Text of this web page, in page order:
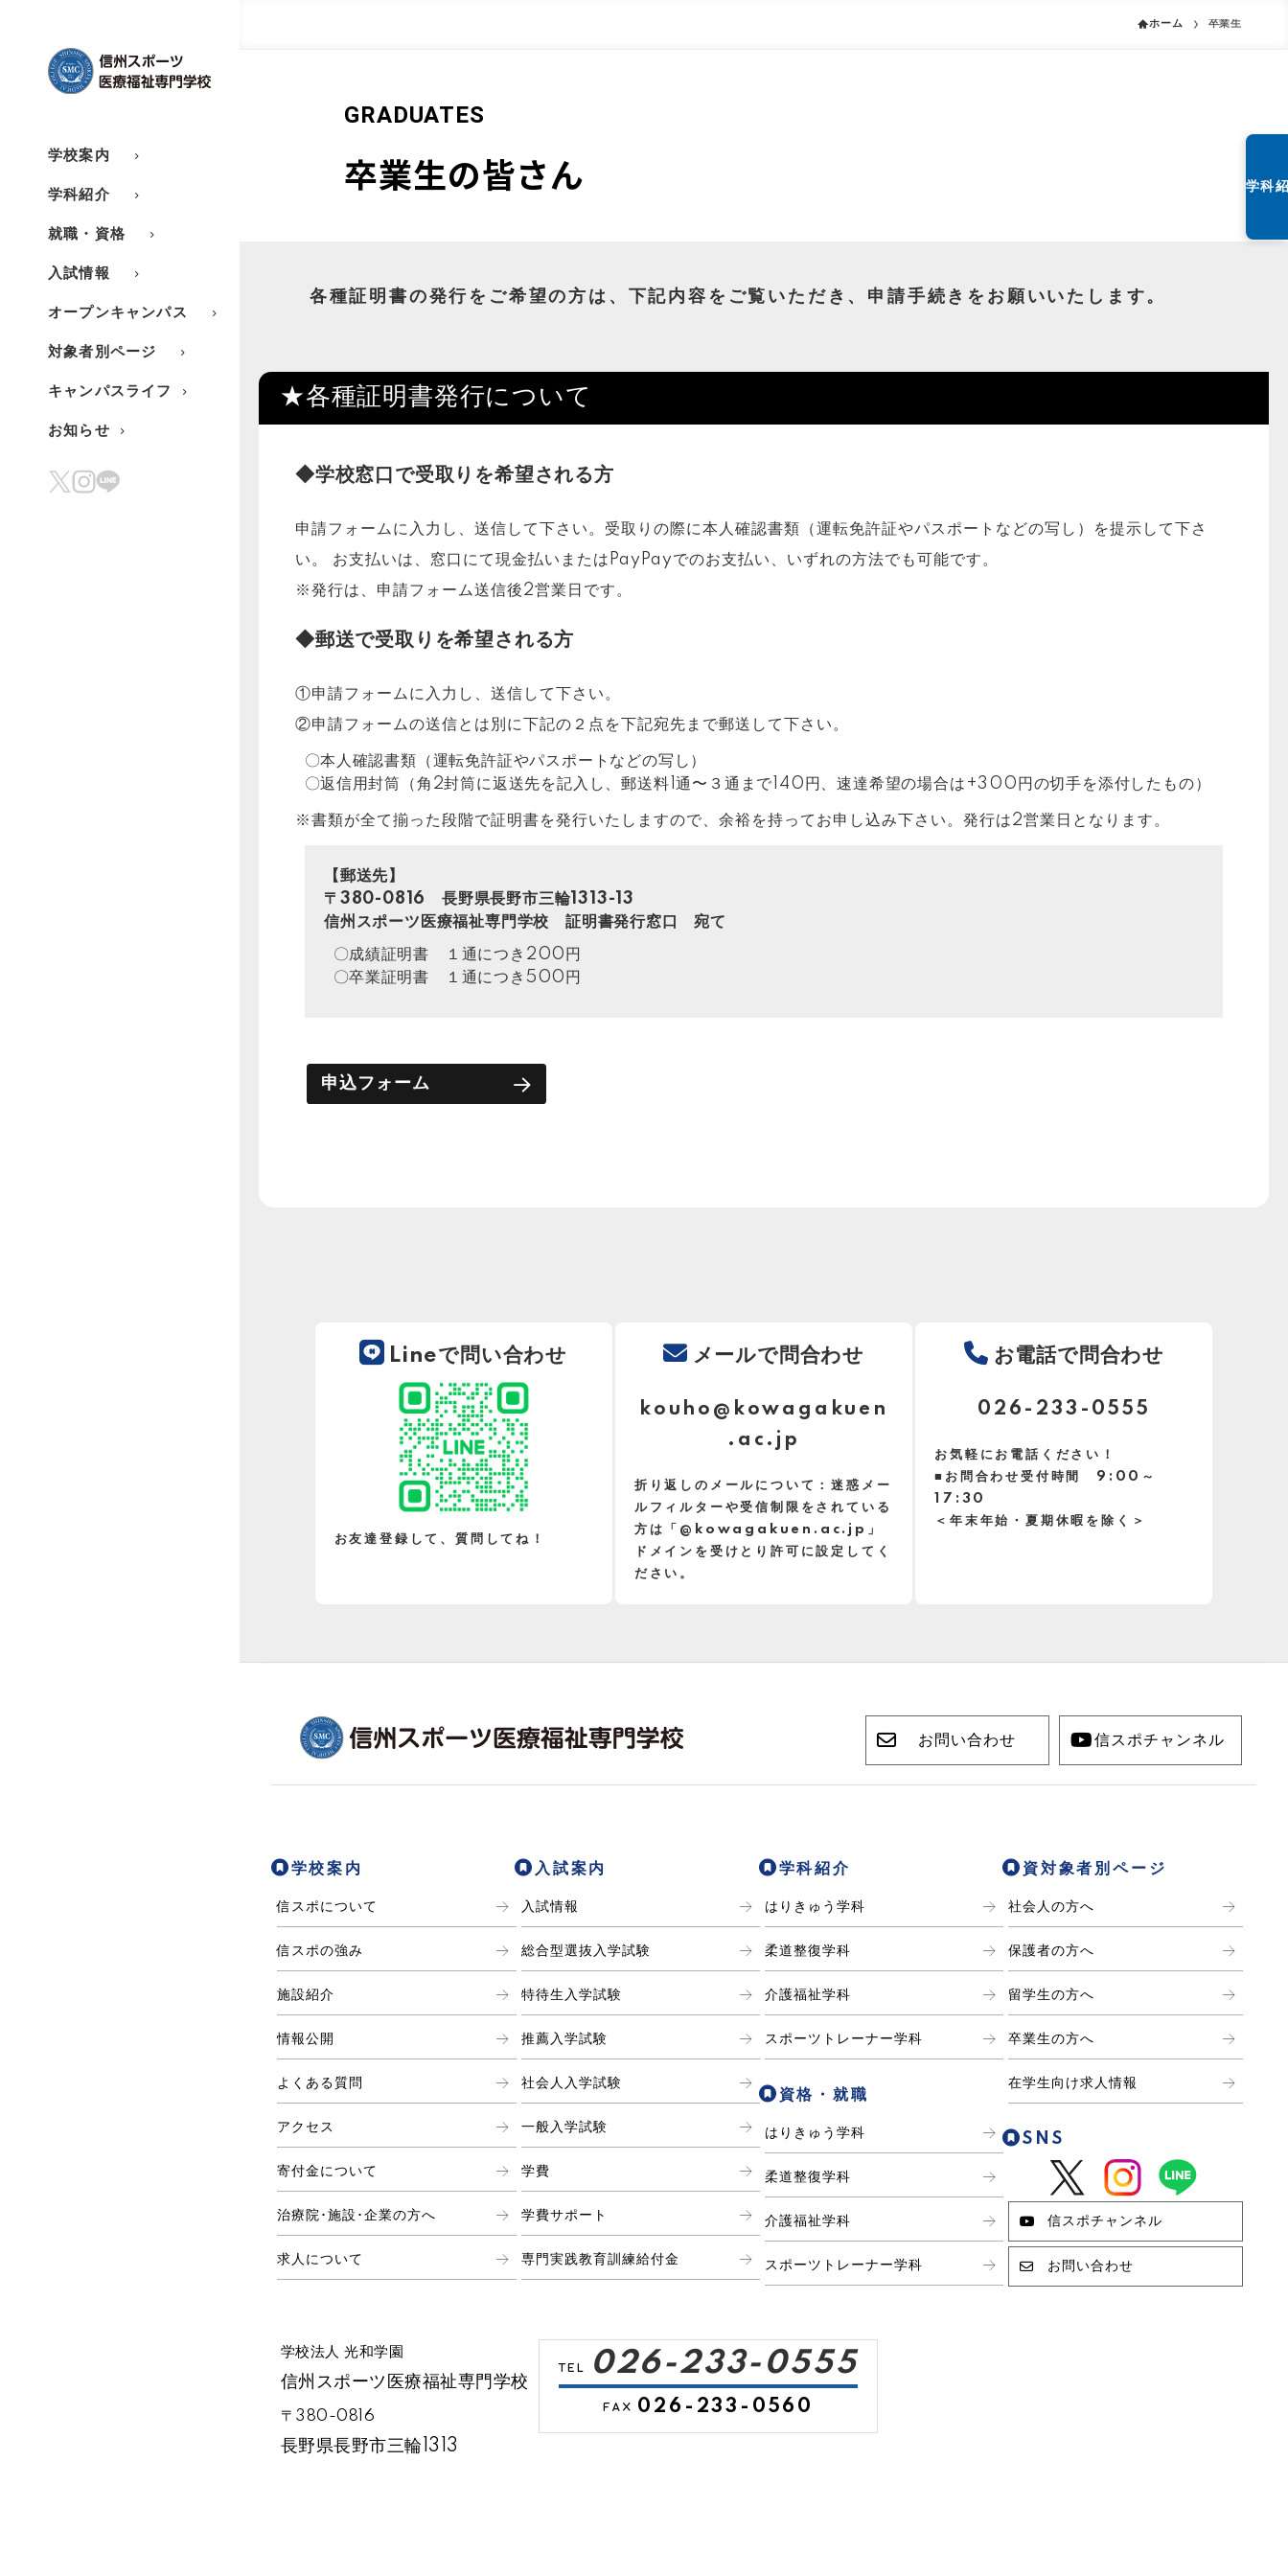
学校案内
学科紹介
就職・資格
入試情報
オープンキャンパス
対象者別ページ
キャンパスライフ
お知らせ
学科
ホーム 卒業生
GRADUATES
卒業生の皆さん
各種証明書の発行をご希望の方は、下記内容をご覧いただき、申請手続きをお願いいたします。
★各種証明書発行について
◆学校窓口で受取りを希望される方
申請フォームに入力し、送信して下さい。受取りの際に本人確認書類（運転免許証やパスポートなどの写し）を提示して下さ
い。 お支払いは、窓口にて現金払いまたはPayPayでのお支払い、いずれの方法でも可能です。
※発行は、申請フォーム送信後2営業日です。
◆郵送で受取りを希望される方
①申請フォームに入力し、送信して下さい。
②申請フォームの送信とは別に下記の２点を下記宛先まで郵送して下さい。
本人確認書類（運転免許証やパスポートなどの写し）
返信用封筒（角2封筒に返送先を記入し、郵送料1通〜３通まで140円、速達希望の場合は+300円の切手を添付したもの）
※書類が全て揃った段階で証明書を発行いたしますので、余裕を持ってお申し込み下さい。発行は2営業日となります。
【郵送先】
〒380-0816 長野県長野市三輪1313-13
信州スポーツ医療福祉専門学校 証明書発行窓口 宛て
成績証明書 １通につき200円
卒業証明書 １通につき500円
申込フォーム
Lineで問い合わせ
お友達登録して、質問してね！
メールで問合わせ
kouho@kowagakuen
.ac.jp
折り返しのメールについて：迷惑メー
ルフィルターや受信制限をされている
方は「@kowagakuen.ac.jp」
ドメインを受けとり許可に設定してく
ださい。
お電話で問合わせ
026-233-0555
お気軽にお電話ください！
■お問合わせ受付時間 9:00～
17:30
＜年末年始・夏期休暇を除く＞
お問い合わせ 信スポチャンネル
学校案内
信スポについて
信スポの強み
施設紹介
情報公開
よくある質問
アクセス
寄付金について
治療院･施設･企業の方へ
求人について
入試案内
入試情報
総合型選抜入学試験
特待生入学試験
推薦入学試験
社会人入学試験
一般入学試験
学費
学費サポート
専門実践教育訓練給付金
学科紹介
はりきゅう学科
柔道整復学科
介護福祉学科
スポーツトレーナー学科
資格・就職
はりきゅう学科
柔道整復学科
介護福祉学科
スポーツトレーナー学科
資対象者別ページ
社会人の方へ
保護者の方へ
留学生の方へ
卒業生の方へ
在学生向け求人情報
SNS
信スポチャンネル
お問い合わせ
学校法人 光和学園
信州スポーツ医療福祉専門学校
〒380-0816
長野県長野市三輪1313
026-233-0555
026-233-0560